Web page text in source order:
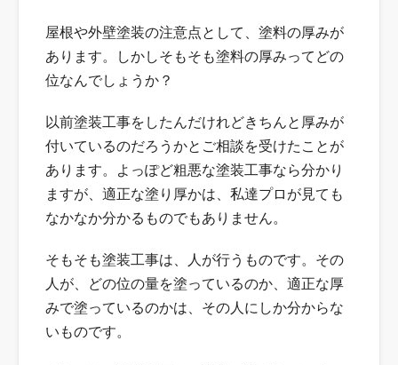
屋根や外壁塗装の注意点として、塗料の厚みが
あります。しかしそもそも塗料の厚みってどの
位なんでしょうか？
以前塗装工事をしたんだけれどきちんと厚みが
付いているのだろうかとご相談を受けたことが
あります。よっぽど粗悪な塗装工事なら分かり
ますが、適正な塗り厚かは、私達プロが見ても
なかなか分かるものでもありません。
そもそも塗装工事は、人が行うものです。その
人が、どの位の量を塗っているのか、適正な厚
みで塗っているのかは、その人にしか分からな
いものです。